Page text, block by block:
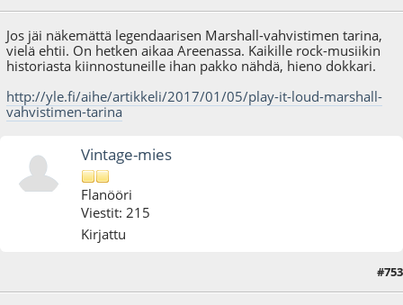
Jos jäi näkemättä legendaarisen Marshall-vahvistimen tarina,
vielä ehtii. On hetken aikaa Areenassa. Kaikille rock-musiikin
historiasta kiinnostuneille ihan pakko nähdä, hieno dokkari.
http://yle.fi/aihe/artikkeli/2017/01/05/play-it-loud-marshall-
vahvistimen-tarina
Vintage-mies
Flanööri
Viestit: 215
Kirjattu
#753